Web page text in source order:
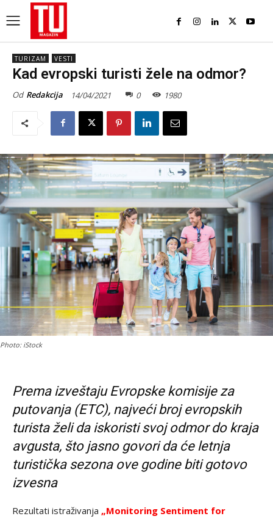
TURIZAM VESTI
Kad evropski turisti žele na odmor?
Od Redakcija 14/04/2021 0 1980
Photo: iStock
Prema izveštaju Evropske komisije za
putovanja (ETC), najveći broj evropskih
turista želi da iskoristi svoj odmor do kraja
avgusta, što jasno govori da će letnja
turistička sezona ove godine biti gotovo
izvesna
Rezultati istraživanja „Monitoring Sentiment for